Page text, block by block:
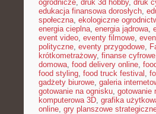
ogrodnicze, druk 3d hobby, druk
edukacja finansowa dorosłych,
społeczna, ekologiczne
energia cieplna, energia jądrowa,
event video, eventy filmowe,
polityczne, eventy przygodowe,
krótkometrażowy, finanse cyfrowe
domowa, food delivery online,
food styling, food truck festival ,
gadżety biurowe, galeria
gotowanie na ognisku, gotowanie
komputerowa 3D, grafika
online, gry planszowe